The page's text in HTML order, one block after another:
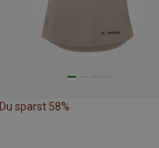
Du sparst 58%